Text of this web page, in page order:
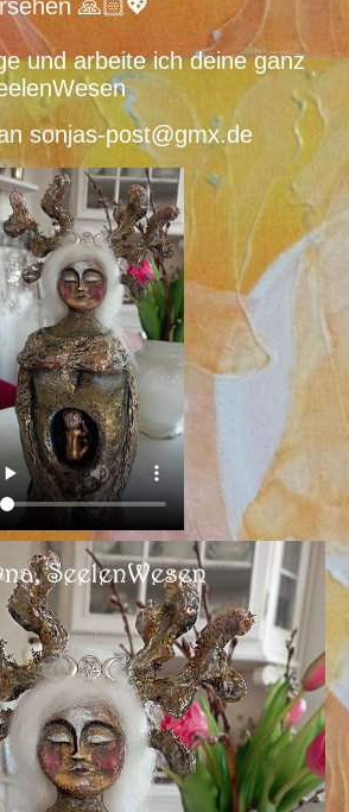
🙏🏻💖
und arbeite ich deine ganz
sonjas-post@gmx.de